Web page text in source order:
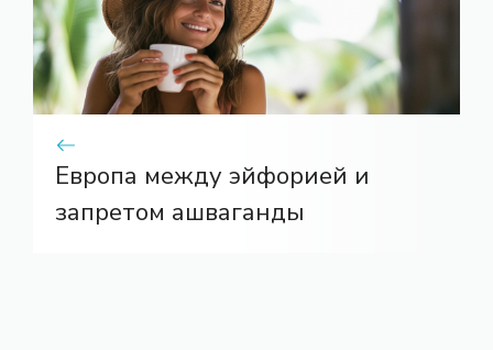
Европа между эйфорией и
запретом ашваганды